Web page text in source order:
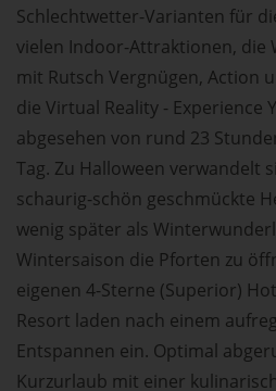
Schlechtwetter-Varianten für
vielen Indoor-Attraktionen, die
mit Rutsch Vergnügen, Action
die Virtual Reality - Experience
abgesehen von rund 23
Tag. Zu Halloween verwandelt
schaurig-schön geschmückte
wenig später als
Wintersaison die Pforten zu
eigenen 4-Sterne (Superior)
Resort laden nach einem
Entspannen ein. Optimal
Kurzurlaub mit einer